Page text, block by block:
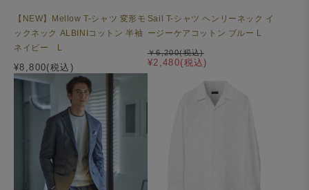
【NEW】Mellow T-シャツ 変形モ
ックネック ALBINIコットン 半袖
ネイビー L
¥8,800(税込)
Sail T-シャツ ヘンリーネック イ
ージーケアコットン ブルー L
¥2,480(税込)
￥6,200(税込)